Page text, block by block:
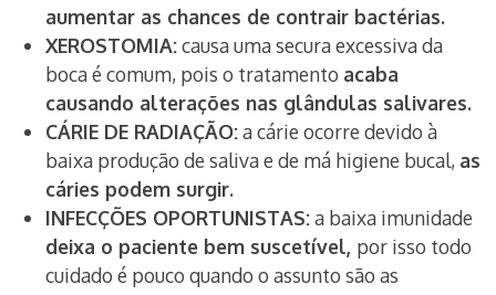
aumentar as chances de contrair bactérias.
XEROSTOMIA:causa uma secura excessiva da
boca é comum, pois o tratamento acaba
causando alterações nas glândulas salivares.
CÁRIE DE RADIAÇÃO:a cárie ocorre devido à
baixa produção de saliva e de má higiene bucal, as
cáries podem surgir.
INFECÇÕES OPORTUNISTAS:a baixa imunidade
deixa o paciente bem suscetível, por isso todo
cuidado é pouco quando o assunto são as